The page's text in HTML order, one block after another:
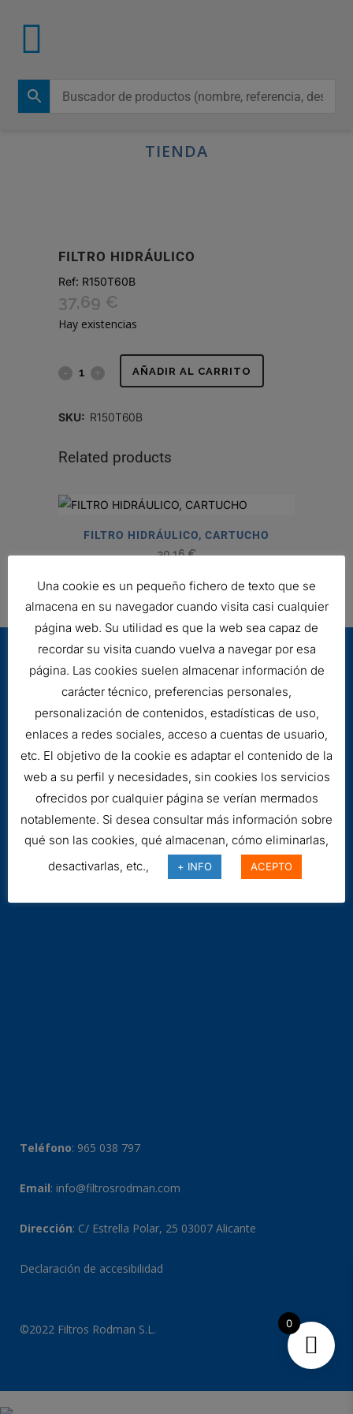
TIENDA
FILTRO HIDRÁULICO
Ref: R150T60B
37,69 €
Hay existencias
FILTRO AÑADIR AL CARRITO
SKU: R150T60B
Related products
FILTRO HIDRÁULICO, CARTUCHO
30,16€
Aviso legal
Cookies
Teléfono: 965 038 797
Email: info@filtrosrodman.com
Dirección: C/ Estrella Polar, 25 03007 Alicante
Declaración de accesibilidad
©2022 Filtros Rodman S.L.
Una cookie es un pequeño fichero de texto que se
almacena en su navegador cuando visita casi cualquier
página web. Su utilidad es que la web sea capaz de
recordar su visita cuando vuelva a navegar por esa
página. Las cookies suelen almacenar información de
carácter técnico, preferencias personales,
personalización de contenidos, estadísticas de uso,
enlaces a redes sociales, acceso a cuentas de usuario,
etc. El objetivo de la cookie es adaptar el contenido de la
web a su perfil y necesidades, sin cookies los servicios
ofrecidos por cualquier página se verían mermados
notablemente. Si desea consultar más información sobre
qué son las cookies, qué almacenan, cómo eliminarlas,
desactivarlas, etc.,
+ INFO ACEPTO
0